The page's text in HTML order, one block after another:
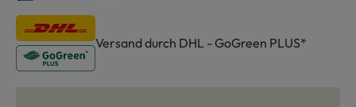
Versand durch DHL - GoGreen PLUS*